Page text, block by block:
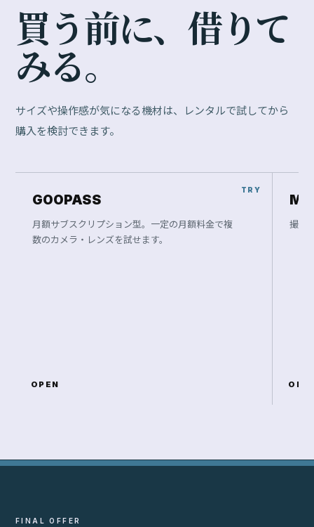
買う前に、 借りて
みる。
サイズや操作感が気になる機材は、レンタルで試してから
購入を検討できます。
GOOPASS
月額サブスクリプション型。一定の月額料金で複
数のカメラ・レンズを試せます。
OPEN
撮影
FINAL OFFER